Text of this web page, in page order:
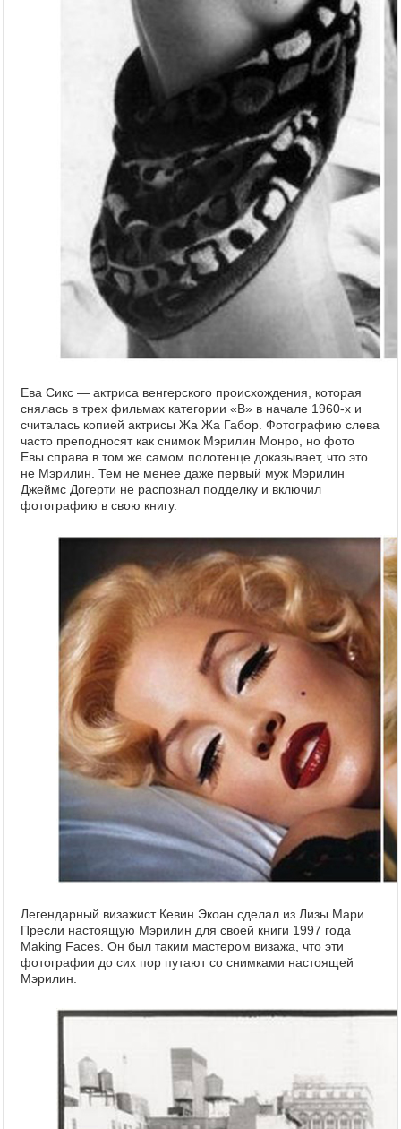
Ева Сикс — актриса венгерского происхождения, которая
снялась в трех фильмах категории «B» в начале 1960-х и
считалась копией актрисы Жа Жа Габор. Фотографию слева
часто преподносят как снимок Мэрилин Монро, но фото
Евы справа в том же самом полотенце доказывает, что это
не Мэрилин. Тем не менее даже первый муж Мэрилин
Джеймс Догерти не распознал подделку и включил
фотографию в свою книгу.
Легендарный визажист Кевин Экоан сделал из Лизы Мари
Пресли настоящую Мэрилин для своей книги 1997 года
Making Faces. Он был таким мастером визажа, что эти
фотографии до сих пор путают со снимками настоящей
Мэрилин.